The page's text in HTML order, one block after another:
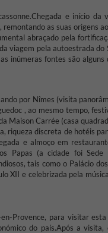
Chegada e início da
as suas origens
abraçado pela
viagem pela autoestrada
inúmeras fontes são alguns
por Nîmes (visita
, ao mesmo tempo,
Maison Carrée (casa
riqueza discreta de hotéis
e almoço em
Papas (a cidade foi
tais como o Palácio
XII e celebrizada pela
Provence, para visitar
do país.Após a visita,